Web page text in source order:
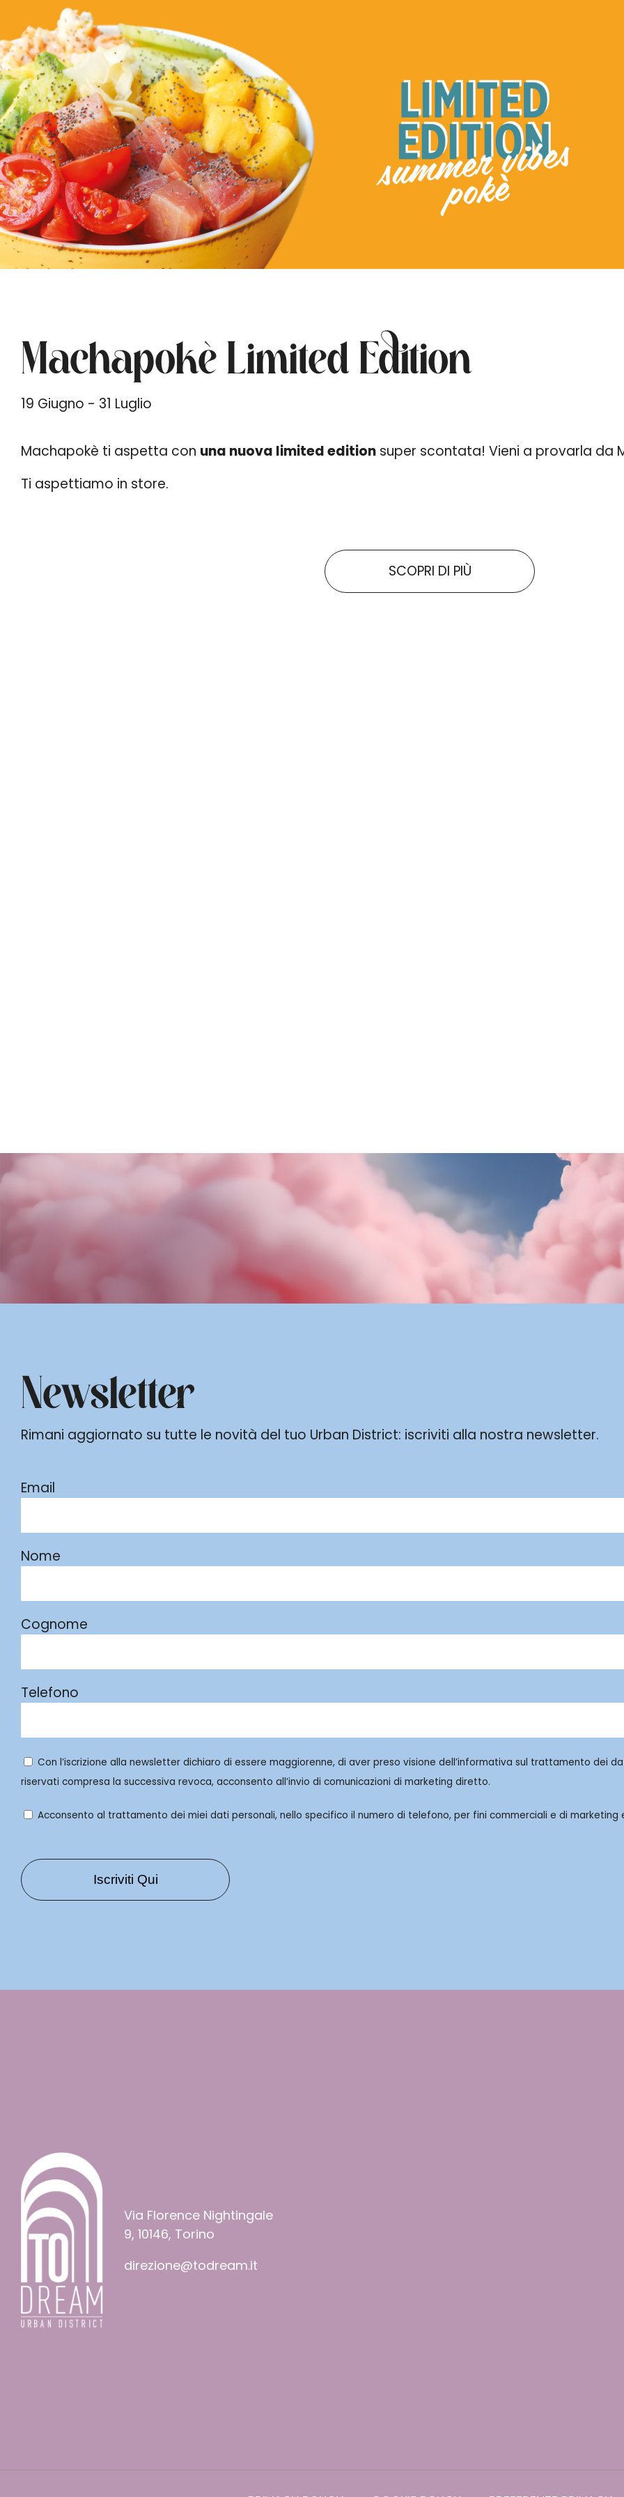
Machapokè Limited Edition
19 Giugno - 31 Luglio
Machapokè ti aspetta con una nuova limited edition super scontata! Vieni a provarla da
Ti aspettiamo in store.
SCOPRI DI PIÙ
Newsletter
Rimani aggiornato su tutte le novità del tuo Urban District: iscriviti alla nostra newsletter.
Email
Nome
Cognome
Telefono
Con l’iscrizione alla newsletter dichiaro di essere maggiorenne, di aver preso visione dell’informativa sul trattamento dei
riservati compresa la successiva revoca, acconsento all’invio di comunicazioni di marketing diretto.
Acconsento al trattamento dei miei dati personali, nello specifico il numero di telefono, per fini commerciali e di marketing
Via Florence Nightingale
9, 10146, Torino
direzione@todream.it